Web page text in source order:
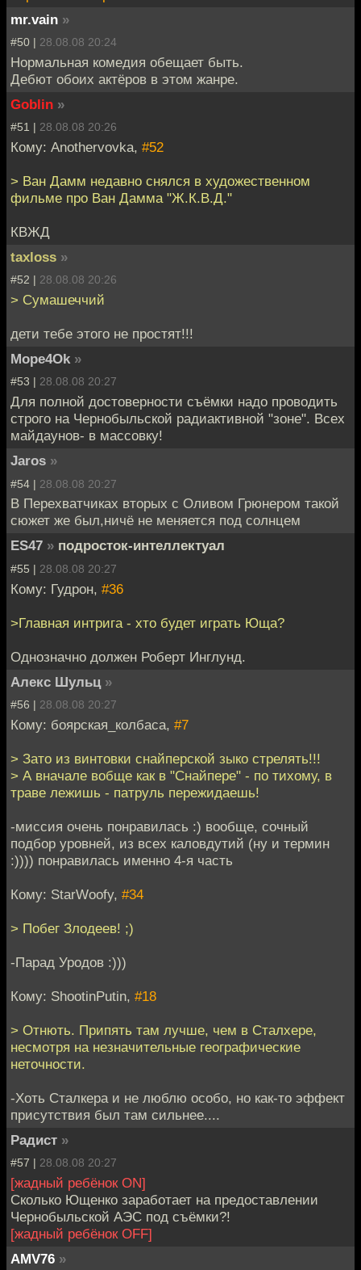
mr.vain »
#50 | 28.08.08 20:24
Нормальная комедия обещает быть.
Дебют обоих актёров в этом жанре.
Goblin »
#51 | 28.08.08 20:26
Кому: Anothervovka, #52
> Ван Дамм недавно снялся в художественном
фильме про Ван Дамма "Ж.К.В.Д."
КВЖД
taxloss »
#52 | 28.08.08 20:26
> Сумашеччий
дети тебе этого не простят!!!
Mope4Ok »
#53 | 28.08.08 20:27
Для полной достоверности съёмки надо проводить
строго на Чернобыльской радиактивной "зоне". Всех
майдаунов- в массовку!
Jaros »
#54 | 28.08.08 20:27
В Перехватчиках вторых с Оливом Грюнером такой
сюжет же был,ничё не меняется под солнцем
ES47 » подросток-интеллектуал
#55 | 28.08.08 20:27
Кому: Гудрон, #36
>Главная интрига - хто будет играть Юща?
Однозначно должен Роберт Инглунд.
Алекс Шульц »
#56 | 28.08.08 20:27
Кому: боярская_колбаса, #7
> Зато из винтовки снайперской зыко стрелять!!!
> А вначале вобще как в "Снайпере" - по тихому, в
траве лежишь - патруль пережидаешь!
-миссия очень понравилась :) вообще, сочный
подбор уровней, из всех каловдутий (ну и термин
:)))) понравилась именно 4-я часть
Кому: StarWoofy, #34
> Побег Злодеев! ;)
-Парад Уродов :)))
Кому: ShootinPutin, #18
> Отнють. Припять там лучше, чем в Сталхере,
несмотря на незначительные географические
неточности.
-Хоть Сталкера и не люблю особо, но как-то эффект
присутствия был там сильнее....
Радист »
#57 | 28.08.08 20:27
[жадный ребёнок ON]
Сколько Ющенко заработает на предоставлении
Чернобыльской АЭС под съёмки?!
[жадный ребёнок OFF]
AMV76 »